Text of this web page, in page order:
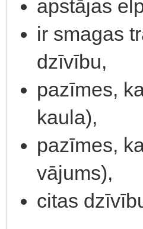
apstājas
ir smagas
dzīvību,
pazīmes,
kaula),
pazīmes,
vājums),
citas